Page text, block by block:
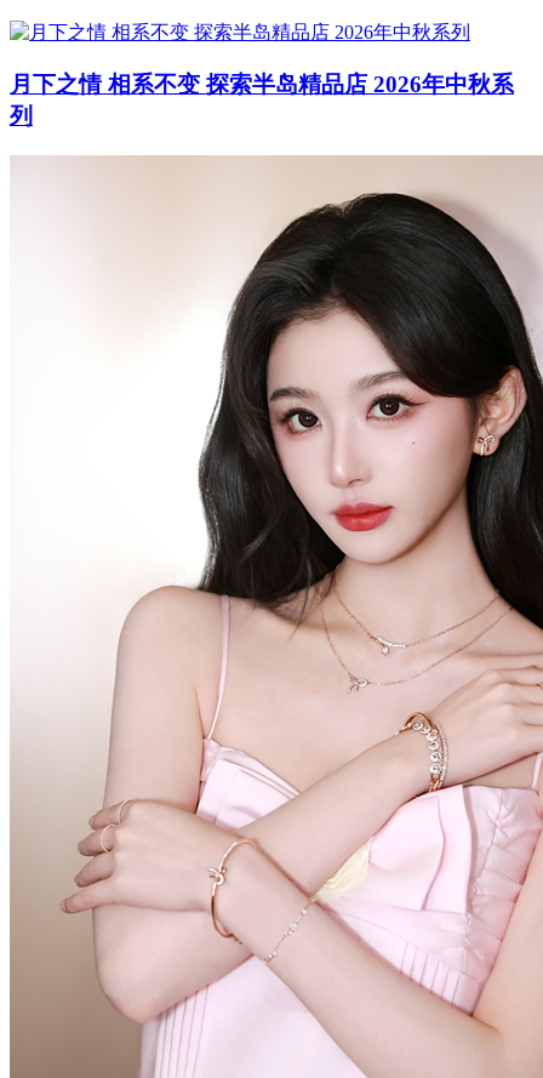
月下之情 相系不变 探索半岛精品店 2026年中秋系
列